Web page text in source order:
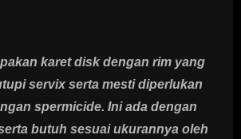
karet disk dengan rim yang
servix serta mesti diperlukan
spermicide. Ini ada dengan
butuh sesuai ukurannya oleh